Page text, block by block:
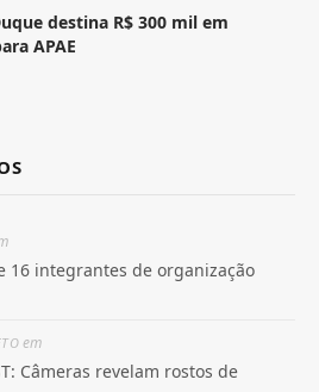
destina R$ 300 mil em
APAE
16 integrantes de organização
em
Câmeras revelam rostos de